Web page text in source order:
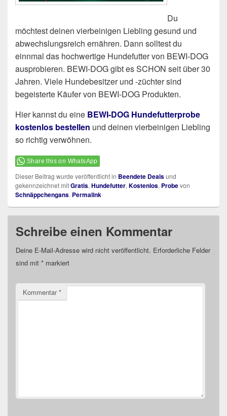
Du
möchtest deinen vierbeinigen Liebling gesund und
abwechslungsreich ernähren. Dann solltest du
einnmal das hochwertige Hundefutter von BEWI-DOG
ausprobieren. BEWI-DOG gibt es SCHON seit über 30
Jahren. Viele Hundebesitzer und -züchter sind
begeisterte Käufer von BEWI-DOG Produkten.
Hier kannst du eine BEWI-DOG Hundefutterprobe
kostenlos bestellen und deinen vierbeinigen Liebling
so richtig verwöhnen.
Share this on WhatsApp
Dieser Beitrag wurde veröffentlicht in Beendete Dealsund
gekennzeichnet mitGratis, Hundefutter, Kostenlos, Probevon
Schnäppchengans. Permalink
Schreibe einen Kommentar
Deine E-Mail-Adresse wird nicht veröffentlicht. Erforderliche Felder
sind mit * markiert
Kommentar*